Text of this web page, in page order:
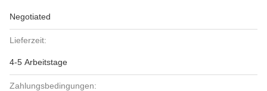
Negotiated
Lieferzeit:
4-5 Arbeitstage
Zahlungsbedingungen: